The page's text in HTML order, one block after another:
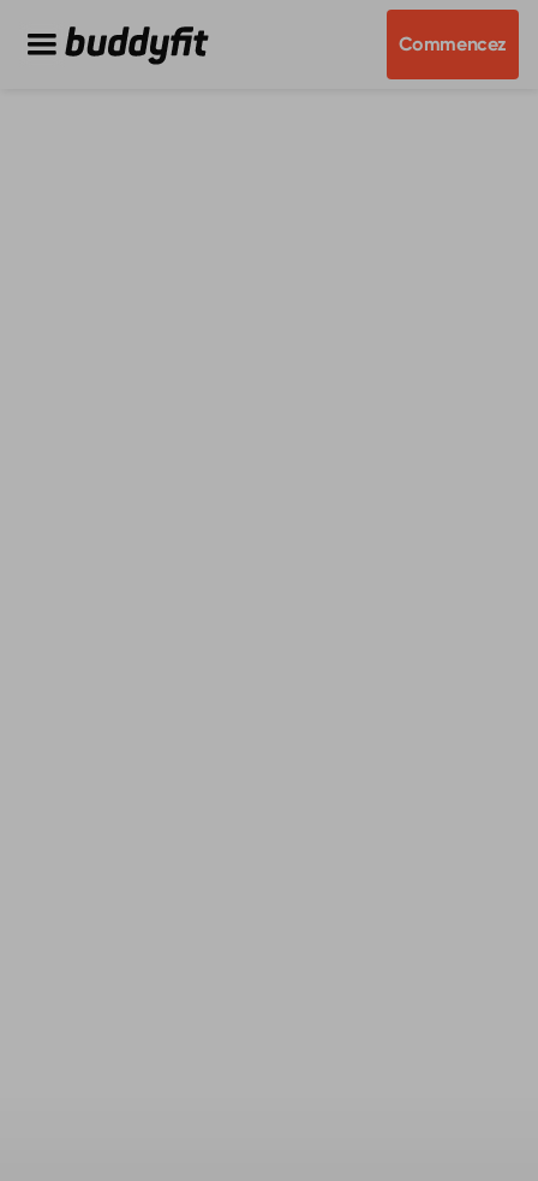
Commencez